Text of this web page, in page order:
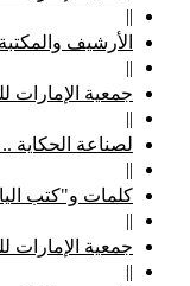
||
الأرشيف
||
جمعية الإمارات
||
لصناعة الحكاية
||
كلمات و"كتب اليافعين" تهديان 350
||
جمعية الإمارات
||